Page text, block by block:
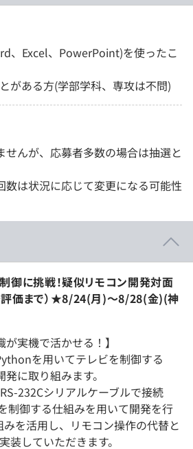
、Excel、PowerPoint)を使ったこ
がある方(学部学科、専攻は不問)
んが、応募者多数の場合は抽選と
は状況に応じて変更になる可能性
に挑戦！疑似リモコン開発対面
評価まで）★8/24(月)～8/28(金)(神
が実機で活かせる！】
を用いてテレビを制御する
発に取り組みます。
232Cシリアルケーブルで接続
制御する仕組みを用いて開発を行
みを活用し、リモコン操作の代替と
していただきます。